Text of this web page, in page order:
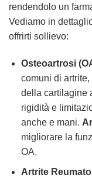
rendendolo un
Vediamo in
offrirti sollievo:
Osteoartrosi
comuni di
della cartilagine
rigidità e
anche e mani.
migliorare la
OA.
Artrite